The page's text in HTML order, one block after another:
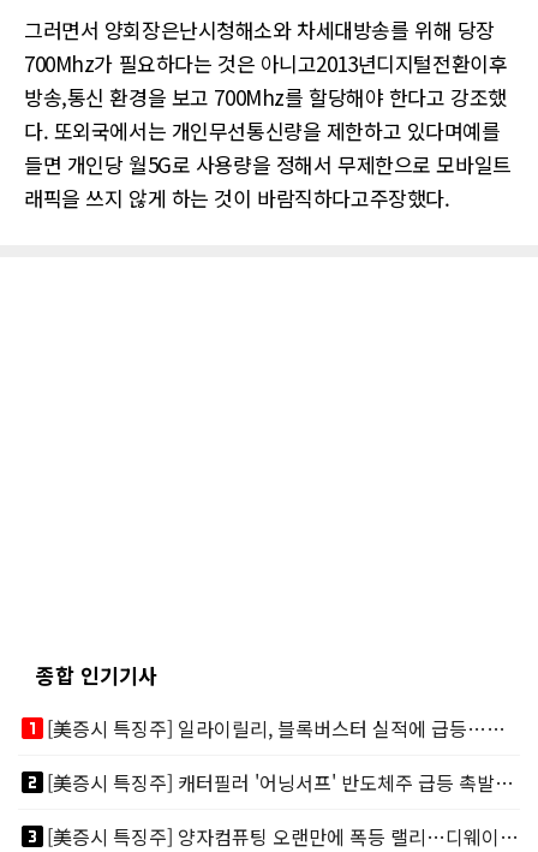
그러면서 양회장은난시청해소와 차세대방송를 위해 당장
700Mhz가 필요하다는 것은 아니고2013년디지털전환이후
방송,통신 환경을 보고 700Mhz를 할당해야 한다고 강조했
다. 또외국에서는 개인무선통신량을 제한하고 있다며예를
들면 개인당 월5G로 사용량을 정해서 무제한으로 모바일트
래픽을 쓰지 않게 하는 것이 바람직하다고주장했다.
종합 인기기사
looks_one
[美증시 특징주] 일라이릴리, 블록버스터 실적에 급등…마운자로 매출 폭발
looks_two
[美증시 특징주] 캐터필러 '어닝서프' 반도체주 급등 촉발…"AI 데이터센터 건설 강력"
looks_3
[美증시 특징주] 양자컴퓨팅 오랜만에 폭등 랠리…디웨이브·아이온큐 주도